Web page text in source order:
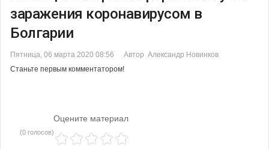
заражения коронавирусом в
Болгарии
Пятница, 06 марта 2020 08:56
Автор Александр Новинков
Станьте первым комментатором!
Оцените материал
(0 голосов)